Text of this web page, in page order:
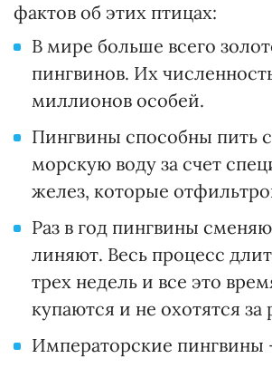
фактов об этих птицах:
В мире больше всего
пингвинов. Их
миллионов особей.
Пингвины способны пить
морскую воду за счет
желез, которые
Раз в год пингвины
линяют. Весь процесс
трех недель и все это
купаются и не охотятся за
Императорские